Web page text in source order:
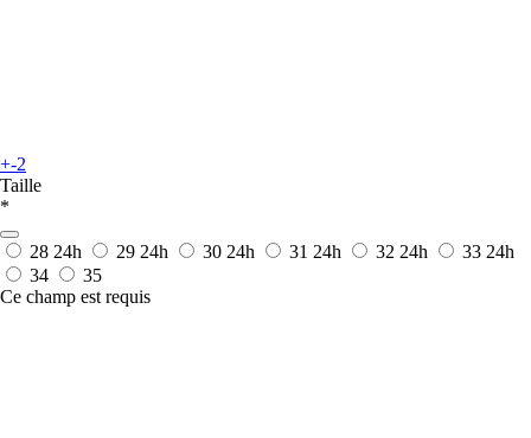
+-2
Taille
*
28 24h 29 24h 30 24h 31 24h 32 24h 33 24h
34
35
Ce champ est requis